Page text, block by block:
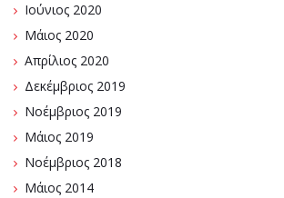
Ιούνιος 2020
Μάιος 2020
Απρίλιος 2020
Δεκέμβριος 2019
Νοέμβριος 2019
Μάιος 2019
Νοέμβριος 2018
Μάιος 2014